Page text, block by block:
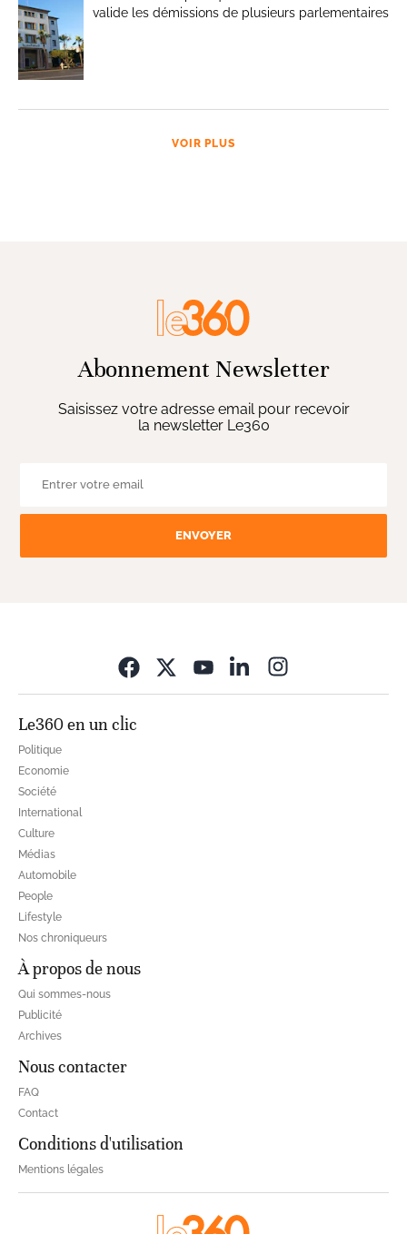
valide les démissions de plusieurs parlementaires
VOIR PLUS
Abonnement Newsletter
Saisissez votre adresse email pour recevoir
la newsletter Le360
ENVOYER
Le360 en un clic
Politique
Economie
Société
International
Culture
Médias
Automobile
People
Lifestyle
Nos chroniqueurs
À propos de nous
Qui sommes-nous
Publicité
Archives
Nous contacter
FAQ
Contact
Conditions d'utilisation
Mentions légales